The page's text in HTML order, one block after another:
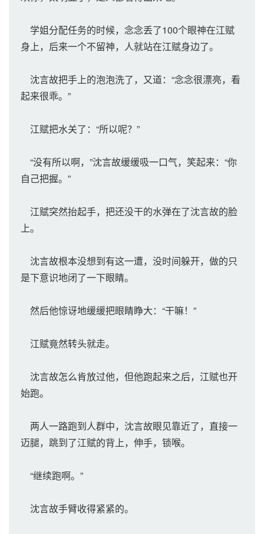
学姐分配任务的时候，念念丢了100个眼神在江赋
身上，后来一个不留神，人就站在江赋身边了。
沈言故把手上的泡泡洗了，又道：“念念很漂亮，看
起来很乖。”
江赋把水关了：“所以呢？”
“没有所以啊，”沈言故缓缓吸一口气，笑起来：“你
自己把握。”
江赋突然抬起手，把还没干的水弹在了沈言故的脸
上。
沈言故根本没想到有这一遭，没时间躲开，做的只
是下意识地闭了一下眼睛。
然后他惊讶地缓缓把眼睛睁大：“干嘛！”
江赋竟然转头就走。
沈言故怎么肯放过他，但他跑起来之后，江赋也开
始跑。
两人一路跑到人群中，沈言故眼见靠近了，直接一
迈腿，跳到了江赋的背上，伸手，锁喉。
“继续跑啊。”
沈言故手臂收得紧紧的。